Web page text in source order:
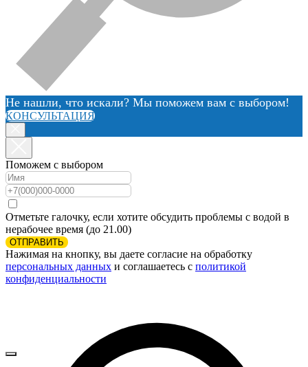
Не нашли, что искали? Мы поможем вам с выбором!
КОНСУЛЬТАЦИЯ
Поможем с выбором
Отметьте галочку, если хотите обсудить проблемы с водой в
нерабочее время (до 21.00)
ОТПРАВИТЬ
Нажимая на кнопку, вы даете согласие на обработку
персональных данных и соглашаетесь c политикой
конфиденциальности